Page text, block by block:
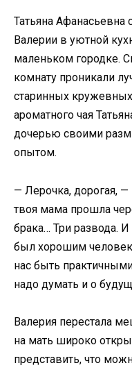
Татьяна Афанасьевна
Валерии в уютной
маленьком городке.
комнату проникали
старинных
ароматного чая
дочерью своими
опытом.
— Лерочка, дорогая,
твоя мама прошла
брака… Три развода.
был хорошим
нас быть
надо думать и о
Валерия перестала
на мать широко
представить, что